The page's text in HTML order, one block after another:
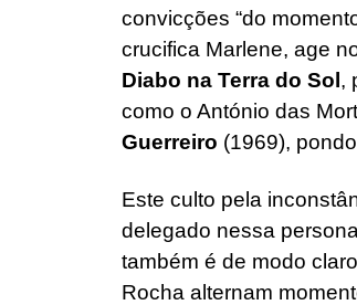
convicções “do
crucifica Marlene, age
Diabo na Terra do Sol,
como o António das
Guerreiro (1969),
Este culto pela
delegado nessa
também é de modo
Rocha alternam